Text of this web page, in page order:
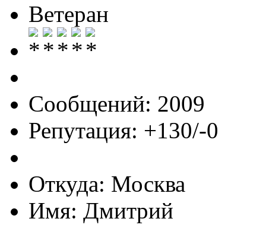
Ветеран
Сообщений: 2009
Репутация: +130/-0
Откуда: Москва
Имя: Дмитрий